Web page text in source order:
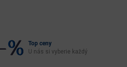
Top ceny
U nás si vyberie každý